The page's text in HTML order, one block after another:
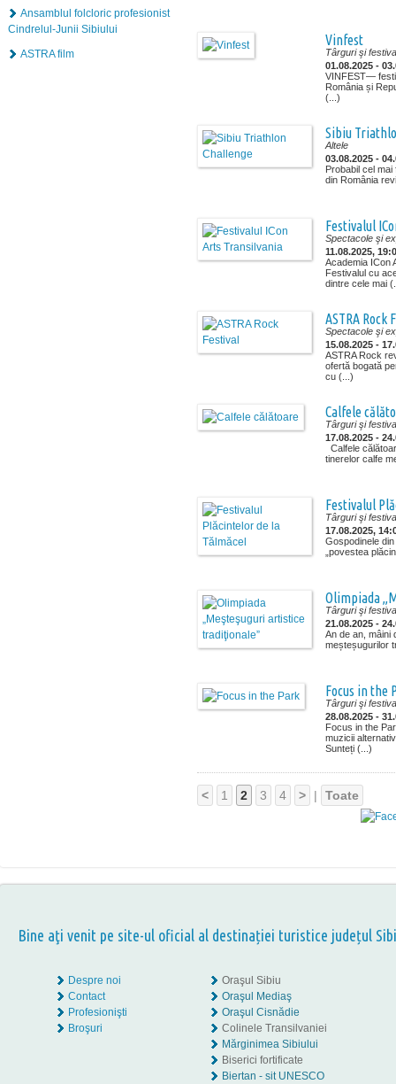
Ansamblul folcloric profesionist
Cindrelul-Junii Sibiului
ASTRA film
Vinfest
Târguri şi
01.08.2025 -
VINFEST—
România și
(...)
Sibiu
Altele
03.08.2025 -
Probabil cel
din România
Festivalul
Spectacole şi
11.08.2025,
Academia ICon
Festivalul cu
dintre cele mai
ASTRA Rock
Spectacole şi
15.08.2025 -
ASTRA Rock
ofertă bogată
cu (...)
Calfele
Târguri şi
17.08.2025 -
Calfele
tinerelor calfe
Festivalul
Târguri şi
17.08.2025,
Gospodinele
„povestea
Olimpiada
Târguri şi
21.08.2025 -
An de an, mâini
meșteșugurilor
Focus in the
Târguri şi
28.08.2025 -
Focus in the
muzicii
Sunteți (...)
< 1 2 3 4 > | Toate
Bine aţi venit pe site-ul oficial al destinației turistice județul
Despre noi
Contact
Profesionişti
Broşuri
Oraşul Sibiu
Oraşul Mediaş
Oraşul Cisnădie
Colinele Transilvaniei
Mărginimea Sibiului
Biserici fortificate
Biertan - sit UNESCO